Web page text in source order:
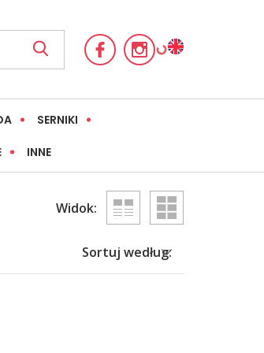
SERNIKI
INNE
Widok:
Sortuj według: